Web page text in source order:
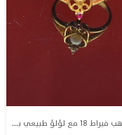
خاتم ذهب قيراط 18 مع لؤلؤ طبيعي بحريني وا الماس وياقوت